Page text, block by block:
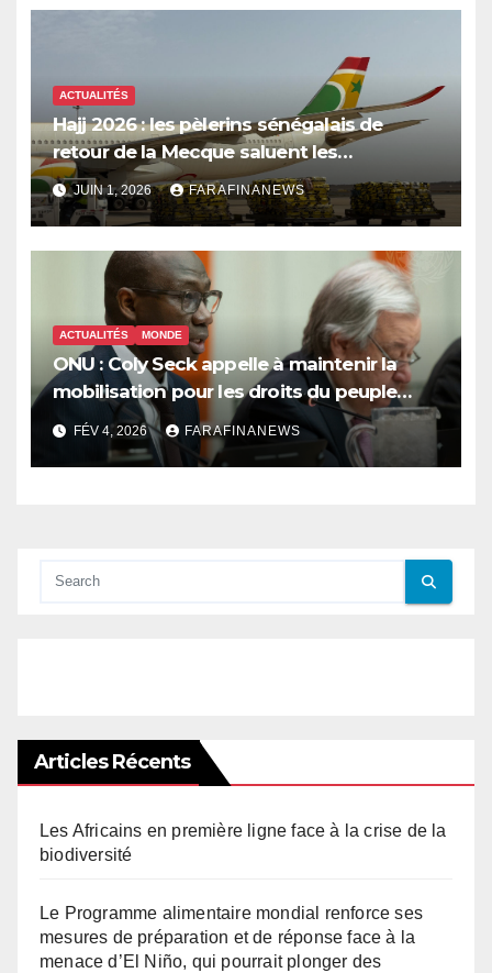
ACTUALITÉS
Hajj 2026 : les pèlerins sénégalais de
retour de la Mecque saluent les
innovations d’Air Sénégal SA
JUIN 1, 2026 FARAFINANEWS
ACTUALITÉS MONDE
ONU : Coly Seck appelle à maintenir la
mobilisation pour les droits du peuple
palestinien
FÉV 4, 2026 FARAFINANEWS
Articles Récents
Les Africains en première ligne face à la crise de la
biodiversité
Le Programme alimentaire mondial renforce ses
mesures de préparation et de réponse face à la
menace d’El Niño, qui pourrait plonger des